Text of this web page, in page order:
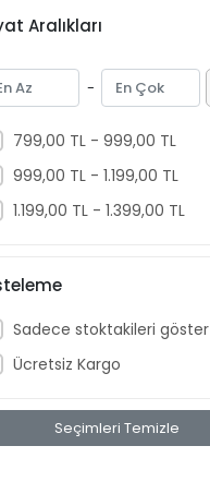
Aralıkları
-
799,00 TL - 999,00 TL
999,00 TL - 1.199,00 TL
1.199,00 TL - 1.399,00 TL
Sadece stoktakileri göster
Ücretsiz Kargo
Seçimleri Temizle